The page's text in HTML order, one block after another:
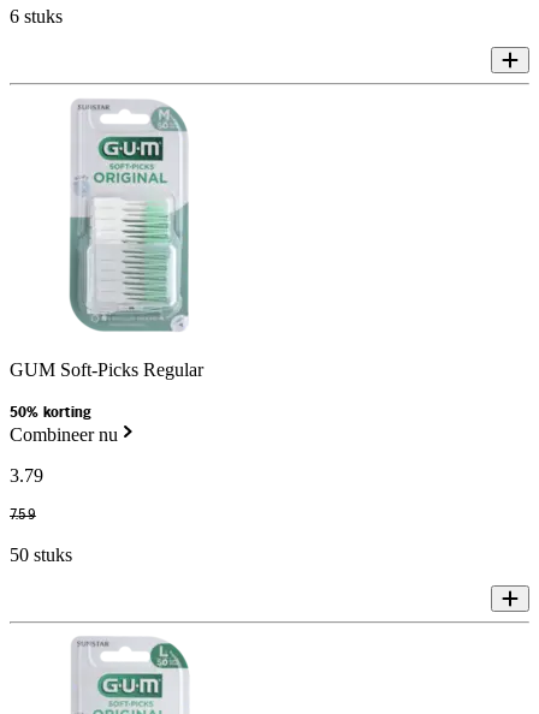
6 stuks
GUM Soft-Picks Regular
50% korting
Combineer nu
3.79
7.59
50 stuks